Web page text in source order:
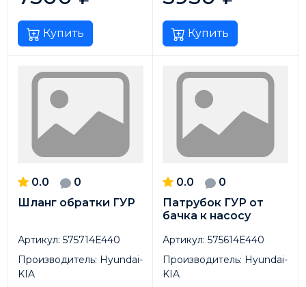
Купить Купить
0.0
0
Шланг обратки ГУР
Артикул: 575714E440
Производитель: Hyundai-
KIA
0.0
0
Патрубок ГУР от
бачка к насосу
Артикул: 575614E440
Производитель: Hyundai-
KIA